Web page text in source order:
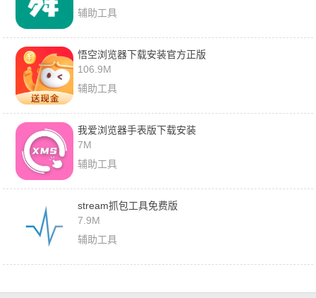
辅助工具
悟空浏览器下载安装官方正版
106.9M
辅助工具
我爱浏览器手表版下载安装
7M
辅助工具
stream抓包工具免费版
7.9M
辅助工具